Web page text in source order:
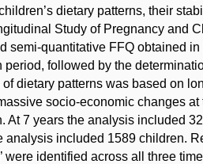
dietary patterns, their
Study of Pregnancy and
semi-quantitative FFQ obtained
followed by the
dietary patterns was based on
socio-economic changes at
7 years the analysis included
included 1589 children.
were identified across all three